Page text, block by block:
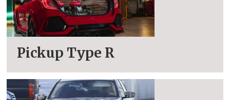
Pickup Type R